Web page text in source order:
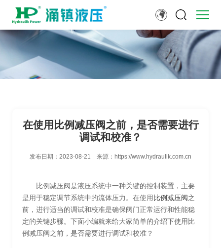
在使用比例减压阀之前，是否需要进行
调试和校准？
发布日期： 2023-08-21 来源： https://www.hydraulik.com.cn
比例减压阀是液压系统中一种关键的控制装置，主要
是用于稳定调节系统中的流体压力。在使用 比例减压阀之
前，进行适当的调试和校准是确保阀门正常运行和性能稳
定的关键步骤。下面小编就来给大家简单的介绍下使用比
例减压阀之前，是否需要进行调试和校准？